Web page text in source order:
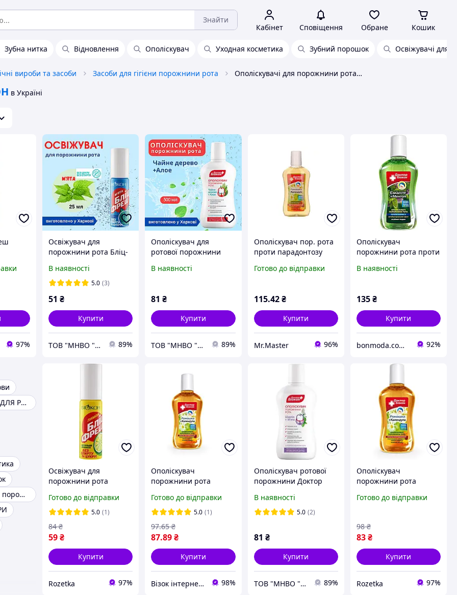
Знайти
Кабінет Сповіщення Обране Кошик
Зубна нитка Відновлення Ополіскувач Уходная косметика Зубний порошок Освіжувачі для
вироби та засоби Засоби для гігієни порожнини рота Ополіскувачі для порожнини рота БІОКОН
в Україні
97%
Освіжувач для
порожнини рота Бліц-
В наявності
5.0 (3)
51 ₴
Купити
ТОВ "МНВО "БІОКОН" 89%
Ополіскувач для
ротової порожнини
300мл
В наявності
81 ₴
Купити
ТОВ "МНВО "БІОКОН" 89%
Ополіскувач пор. рота
проти парадонтозу
календула)300мл ТМ
Готово до відправки
115.42 ₴
Купити
Mr.Master 96%
Ополіскувач
порожнини рота проти
ментол" Біокон
В наявності
135₴
Купити
bonmoda.com.ua 92%
ОПОЛІСКУВАЧ ДЛЯ РОТА
Освіжувачі для порожнини рота
Освіжувач для
порожнини рота
лимон 25 мл
(4820008310477)
Готово до відправки
5.0 (1)
59₴
84 ₴
Купити
Rozetka 97%
Ополіскувач
порожнини рота
пародонтозу Доктор
Біокон ромашка та
календула 300 мл
(4820160035324)
Готово до відправки
5.0 (1)
87.89₴
97.65 ₴
Купити
Візок інтернет-магазин 98%
Ополіскувач ротової
порожнини Доктор
300 мл (4823110301951)
В наявності
5.0 (2)
81 ₴
Купити
ТОВ "МНВО "БІОКОН" 89%
Ополіскувач
порожнини рота
пародонтозу Доктор
календула 300 мл
(4820160035324)
Готово до відправки
83₴
98 ₴
Купити
Rozetka 97%